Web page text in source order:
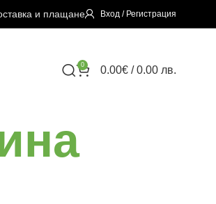
и плащане Вход / Регистрация
0 0.00€/ 0.00 лв.